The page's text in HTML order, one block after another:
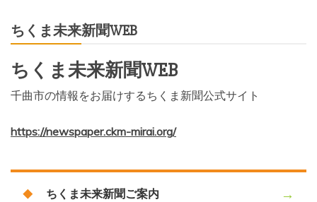
ちくま未来新聞WEB
ちくま未来新聞WEB
千曲市の情報をお届けするちくま新聞公式サイト
https://newspaper.ckm-mirai.org/
ちくま未来新聞ご案内